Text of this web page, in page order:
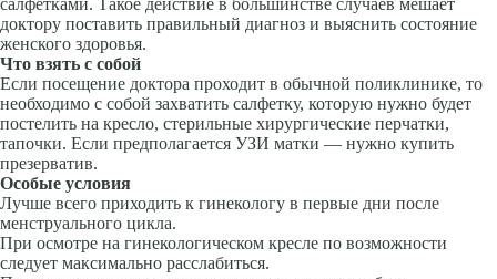
салфетками. Такое действие в большинстве случаев мешает
доктору поставить правильный диагноз и выяснить состояние
женского здоровья.
Что взять с собой
Если посещение доктора проходит в обычной поликлинике, то
необходимо с собой захватить салфетку, которую нужно будет
постелить на кресло, стерильные хирургические перчатки,
тапочки. Если предполагается УЗИ матки — нужно купить
презерватив.
Особые условия
Лучше всего приходить к гинекологу в первые дни после
менструального цикла.
При осмотре на гинекологическом кресле по возможности
следует максимально расслабиться.